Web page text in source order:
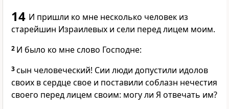
14 И пришли ко мне несколько человек из
старейшин Израилевых и сели перед лицем моим.
2 И было ко мне слово Господне:
3сын человеческий! Сии люди допустили идолов
своих в сердце свое и поставили соблазн нечестия
своего перед лицем своим: могу ли Я отвечать им?